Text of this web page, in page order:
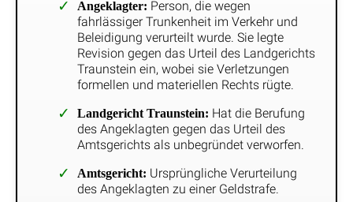
Angeklagter: Person, die wegen
fahrlässiger Trunkenheit im Verkehr und
Beleidigung verurteilt wurde. Sie legte
Revision gegen das Urteil des Landgerichts
Traunstein ein, wobei sie Verletzungen
formellen und materiellen Rechts rügte.
Landgericht Traunstein: Hat die Berufung
des Angeklagten gegen das Urteil des
Amtsgerichts als unbegründet verworfen.
Amtsgericht: Ursprüngliche Verurteilung
des Angeklagten zu einer Geldstrafe.